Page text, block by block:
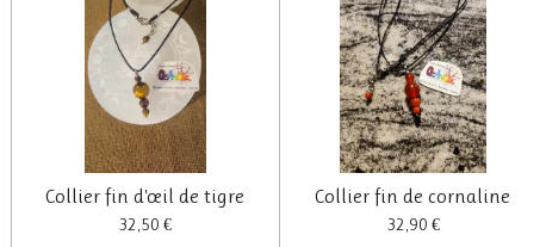
Collier fin d'œil de tigre
32,50 €
Collier fin de cornaline
32,90 €